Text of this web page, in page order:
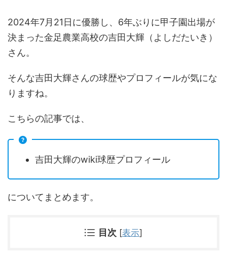
2024年7月21日に優勝し、6年ぶりに甲子園出場が
決まった金足農業高校の吉田大輝（よしだたいき）
さん。
そんな吉田大輝さんの球歴やプロフィールが気にな
りますね。
こちらの記事では、
吉田大輝のwiki球歴プロフィール
についてまとめます。
目次 [表示]